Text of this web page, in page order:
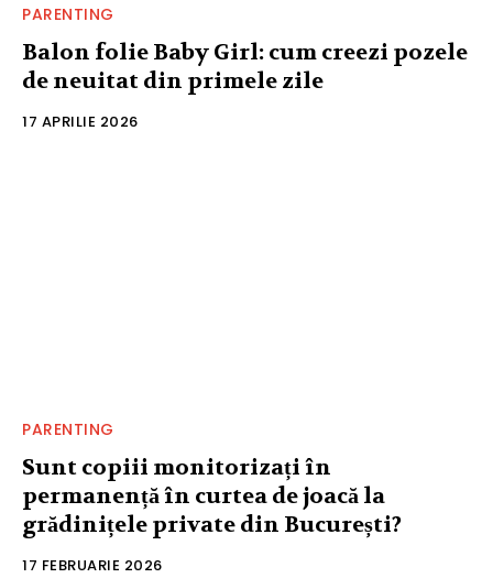
PARENTING
Balon folie Baby Girl: cum creezi pozele
de neuitat din primele zile
17 APRILIE 2026
PARENTING
Sunt copiii monitorizați în
permanență în curtea de joacă la
grădinițele private din București?
17 FEBRUARIE 2026